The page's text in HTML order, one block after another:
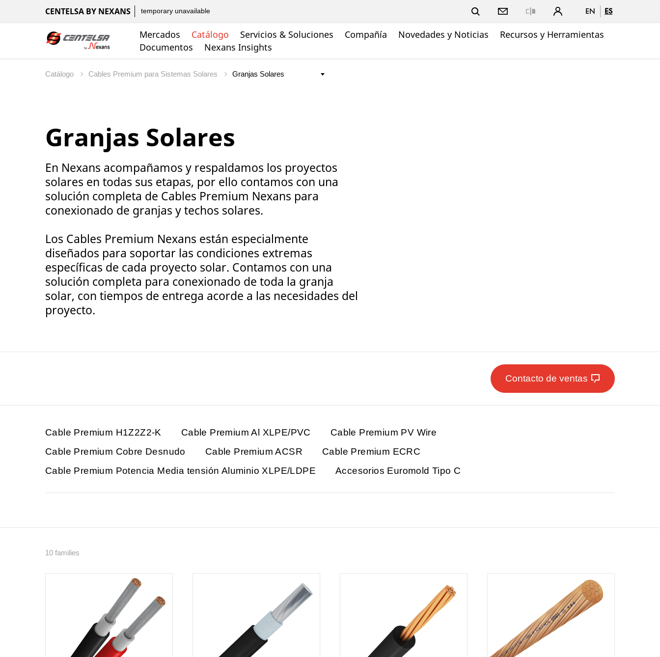
CENTELSA BY NEXANS temporary unavailable EN ES
Mercados Catálogo Servicios & Soluciones Compañía Novedades y Noticias
Recursos y Herramientas
Documentos
Nexans Insights
Catálogo Cables Premium para Sistemas Solares
Granjas Solares
En Nexans acompañamos y respaldamos los proyectos
solares en todas sus etapas, por ello contamos con una
solución completa de Cables Premium Nexans para
conexionado de granjas y techos solares.
Los Cables Premium Nexans están especialmente
diseñados para soportar las condiciones extremas
específicas de cada proyecto solar. Contamos con una
solución completa para conexionado de toda la granja
solar, con tiempos de entrega acorde a las necesidades del
proyecto.
Contacto de ventas
Cable Premium H1Z2Z2-K Cable Premium Al XLPE/PVC
Cable Premium PV Wire
Cable Premium Cobre Desnudo
Cable Premium ACSR
Cable Premium ECRC
Cable Premium Potencia Media tensión Aluminio XLPE/LDPE
Accesorios Euromold Tipo C
10 families